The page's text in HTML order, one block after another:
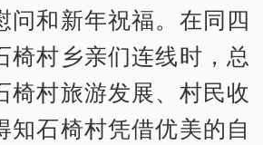
问和新年祝福。在同四
椅村乡亲们连线时，总
椅村旅游发展、村民收
知石椅村凭借优美的自